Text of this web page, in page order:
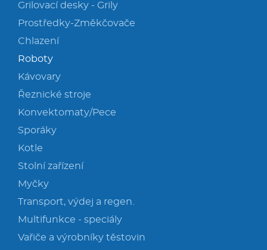
Grilovací desky - Grily
Prostředky-Změkčovače
Chlazení
Roboty
Kávovary
Řeznické stroje
Konvektomaty/Pece
Sporáky
Kotle
Stolní zařízení
Myčky
Transport, výdej a regen.
Multifunkce - speciály
Vařiče a výrobníky těstovin